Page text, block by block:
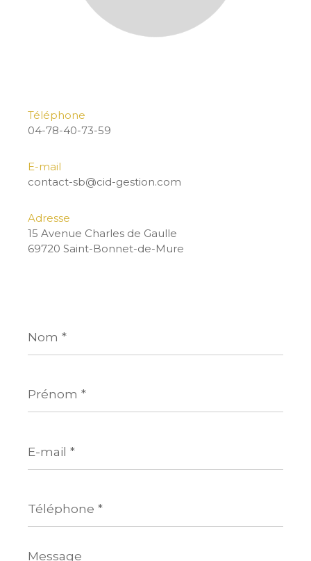
Téléphone
04-78-40-73-59
E-mail
contact-sb@cid-gestion.com
Adresse
15 Avenue Charles de Gaulle
69720 Saint-Bonnet-de-Mure
*
*
mail
*
*
Message